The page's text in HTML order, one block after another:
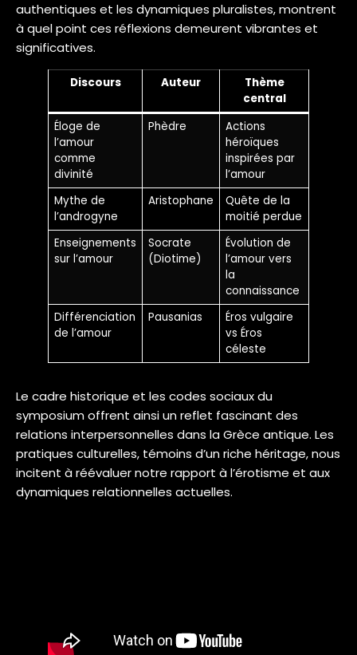
authentiques et les dynamiques pluralistes, montrent
à quel point ces réflexions demeurent vibrantes et
significatives.
Discours Auteur
Thème
central
Éloge de
l’amour
comme
divinité
Phèdre
Actions
héroïques
inspirées par
l’amour
Mythe de
l’androgyne
Aristophane
Quête de la
moitié perdue
Enseignements
sur l’amour
Socrate
(Diotime)
Évolution de
l’amour vers
la
connaissance
Différenciation
de l’amour
Pausanias
Éros vulgaire
vs Éros
céleste
Le cadre historique et les codes sociaux du
symposium offrent ainsi un reflet fascinant des
relations interpersonnelles dans la Grèce antique. Les
pratiques culturelles, témoins d’un riche héritage, nous
incitent à réévaluer notre rapport à l’érotisme et aux
dynamiques relationnelles actuelles.